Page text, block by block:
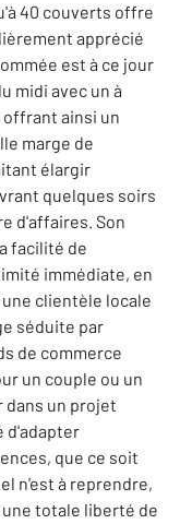
40 couverts offre
apprécié
est à ce jour
midi avec un à
ainsi un
marge de
élargir
quelques soirs
d'affaires. Son
facilité de
immédiate, en
clientèle locale
séduite par
de commerce
un couple ou un
un projet
d'adapter
que ce soit
n'est à reprendre,
totale liberté de